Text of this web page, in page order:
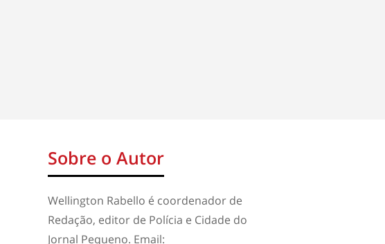
Sobre o Autor
Wellington Rabello é coordenador de
Redação, editor de Polícia e Cidade do
Jornal Pequeno. Email: